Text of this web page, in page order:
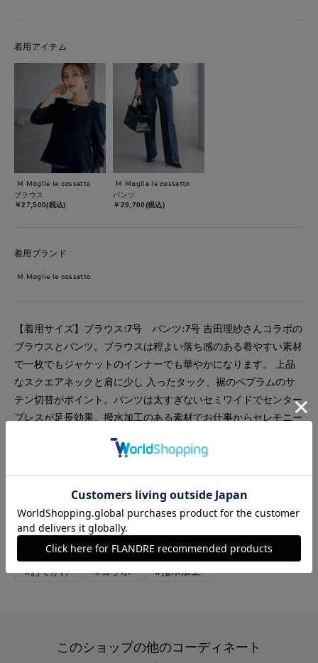
着用アイテム
M Maglie le cassetto
ブラウス
￥27,500(税込)
M Maglie le cassetto
パンツ
￥29,700(税込)
着用ブランド
M Maglie le cassetto
【着用サイズ】ブラウス:7号 パンツ:7号 吉田理紗さんコラボの
ブラウスとパンツ。ブラウスは程よい落ち感のある着やすい素材
で一枚でもジャケットのインナーでも華やかになります。 上品
なスクエアネックと肩に少し 入ったタック、裾のペプラムのサ
テン切替がポイント。パンツは太すぎないセミワイドでセンター
プレスが足長効果。撥水加工のある素材でお仕事からセレモニー
#オフィスカジュアル #セレモニー #食事会
#イージーケア #フォーマル
#新作 #エレガンス #骨格ウェーブ
#おでかけ #コラボ #撥水加工
このショップの他のコーディネート